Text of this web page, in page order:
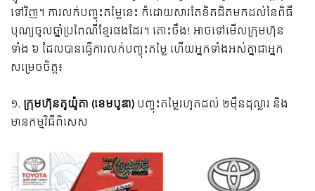
ទៅវិញ។ ការលក់បញ្ចុះតម្លៃនេះ ក៏ដោយសារតែខិតជិតមកដល់នៃពិធី
បុណ្យចូលឆ្នាំប្រពៃណីខ្មែរផងដែរ។ តោះចឹង! អាចទៅមើលក្រុមហ៊ុន
ទាំង ៦ ដែលបានធ្វើការលក់បញ្ចុះតម្លៃ​ ហើយអ្នកទាំងអស់គ្នាជាអ្នក
សម្រេចចិត្ត៖
១. ក្រុមហ៊ុនតូយ៉ូតា (ខេមបូឌា) បញ្ចុះតម្លៃរហូតដល់ ២ម៉ឺនដុល្លារ និង
មានកម្មវិធីពិសេស